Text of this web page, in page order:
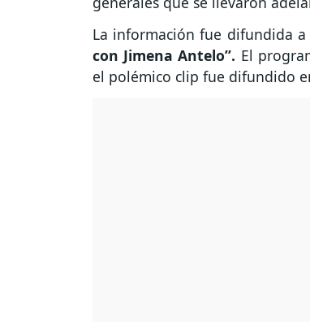
La información fue difundida
con Jimena Antelo”. El
el polémico clip fue difundido